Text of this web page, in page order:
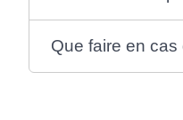
Que faire en cas